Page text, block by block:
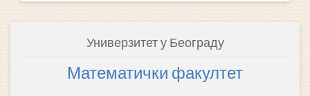
Универзитет у Београду
Математички факултет